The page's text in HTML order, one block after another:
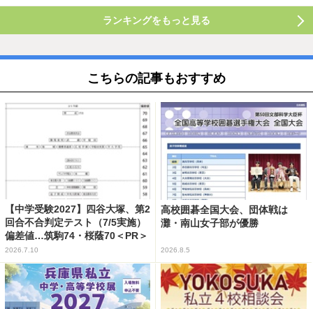
ランキングをもっと見る
こちらの記事もおすすめ
【中学受験2027】四谷大塚、第2
回合不合判定テスト（7/5実施）
偏差値…筑駒74・桜蔭70＜PR＞
2026.7.10
高校囲碁全国大会、団体戦は
灘・南山女子部が優勝
2026.8.5